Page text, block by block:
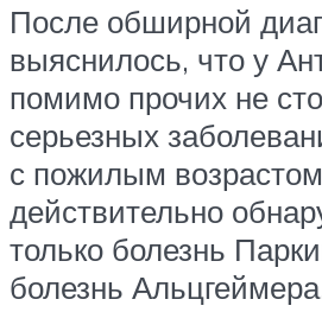
После обширной
выяснилось, что у
помимо прочих не
серьезных
с пожилым
действительно
только болезнь
болезнь